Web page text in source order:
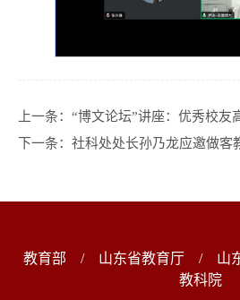
上一条： “博文论坛”讲座：优秀校友
下一条： 社科处处长孙乃龙应邀做客
教育部 / 山东省教育厅 / 山
教科院